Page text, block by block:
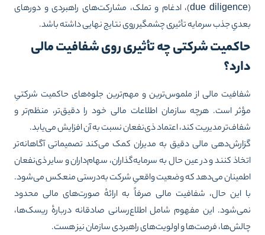
(due diligence)، ادغام و تملک، مشارکت‌های راهبردی و دورهای
جذب سرمایه تأثیری چشمگیر روی نتایج نهایی داشته باشد.
شرکتی چه تأثیری روی شفافیت مالی
مالی از ملموس‌ترین و مهم‌ترین جلوه‌های حاکمیت شرکتیِ
است. هرچه سازمان اطلاعات مالی خود را دقیق‌تر، منظم‌تر و
مدیریت کند، اعتماد ذی‌نفعان نسبت به آن افزایش می‌یابد.
مالی دقیق به مدیران کمک می‌کند تصمیماتی آگاهانه‌تر
کنند و در عین حال به سرمایه‌گذاران، سهام‌داران و سایر ذی‌نفعان
می‌دهد که وضعیت واقعیِ شرکت به‌درستی منعکس می‌شود.
این حال، شفافیت مالی صرفاً به ارائهٔ صورت‌های مالی محدود
این مفهوم شامل اطلاع‌رسانی صادقانه دربارهٔ ریسک‌ها،
فرصت‌ها و اولویت‌های راهبردی سازمان نیز هست.